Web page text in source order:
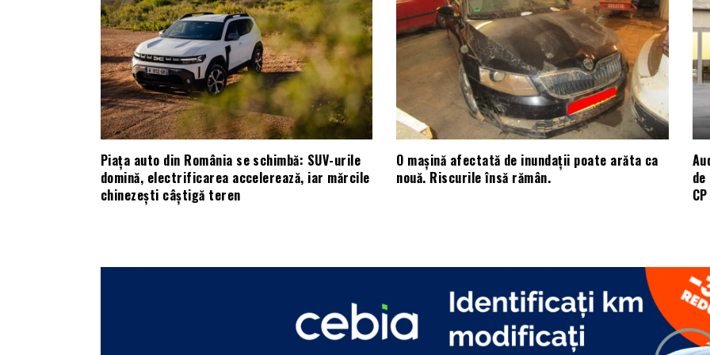
Piața auto din România se schimbă: SUV-urile
domină, electrificarea accelerează, iar mărcile
chinezești câștigă teren
O mașină afectată de inundații poate arăta ca
nouă. Riscurile însă rămân.